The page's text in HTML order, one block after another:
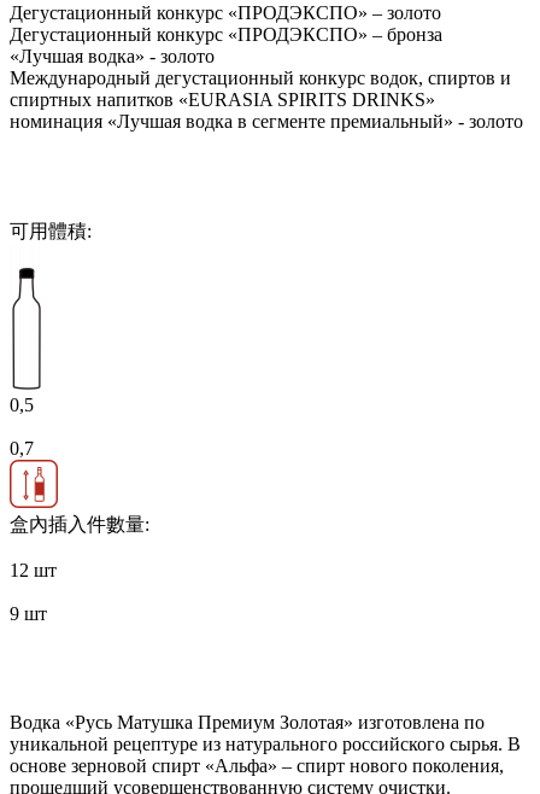
Дегустационный конкурс «ПРОДЭКСПО» – золото
Дегустационный конкурс «ПРОДЭКСПО» – бронза
«Лучшая водка» - золото
Международный дегустационный конкурс водок, спиртов и
спиртных напитков «EURASIA SPIRITS DRINKS»
номинация «Лучшая водка в сегменте премиальный» - золото
可用體積:
0,5
0,7
盒內插入件數量:
12 шт
9 шт
Водка «Русь Матушка Премиум Золотая» изготовлена по
уникальной рецептуре из натурального российского сырья. В
основе зерновой спирт «Альфа» – спирт нового поколения,
прошедший усовершенствованную систему очистки.